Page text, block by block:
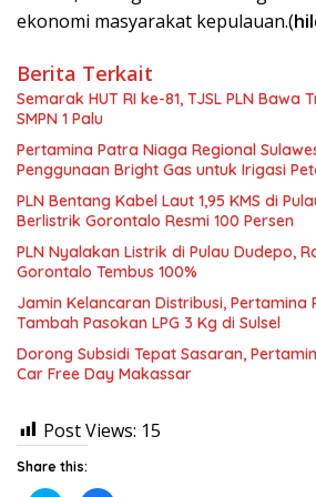
ekonomi masyarakat kepulauan.(
Berita Terkait
Semarak HUT RI ke-81, TJSL PLN
SMPN 1 Palu
Pertamina Patra Niaga Regional
Penggunaan Bright Gas untuk Irigasi
PLN Bentang Kabel Laut 1,95 KMS di
Berlistrik Gorontalo Resmi 100 Persen
PLN Nyalakan Listrik di Pulau Dudepo,
Gorontalo Tembus 100%
Jamin Kelancaran Distribusi, Pertamina
Tambah Pasokan LPG 3 Kg di Sulsel
Dorong Subsidi Tepat Sasaran,
Car Free Day Makassar
Post Views: 15
Share this: